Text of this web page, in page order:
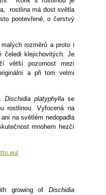
rostlina má dost světla
pootevřené, o čerstvý
rozměrů a proto i
čeledi klejichovitých. Je
větší pozornost mezi
a při tom velmi
Dischidia platyphyllase
rostlinou. Vyfocená na
na světlém nedopadla
mnohem hezčí
growing of Dischidia